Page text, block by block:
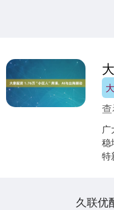
广
稳
特
久联优